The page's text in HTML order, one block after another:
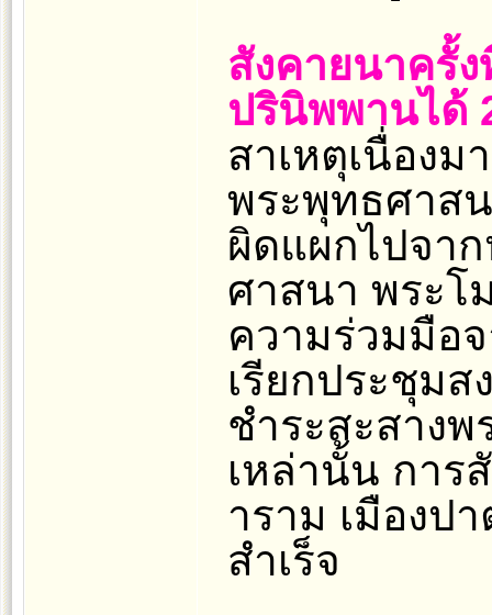
สังคายนาครั้ง
ปรินิพพานได้
สาเหตุเนื่องม
พระพุทธศาส
ผิดแผกไปจา
ศาสนา พระโ
ความร่วมมือ
เรียกประชุม
ชำระสะสางพ
เหล่านั้น การ
าราม เมืองป
สำเร็จ